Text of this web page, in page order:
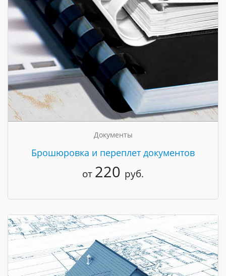
Документы
Брошюровка и переплет документов
от 220 руб.